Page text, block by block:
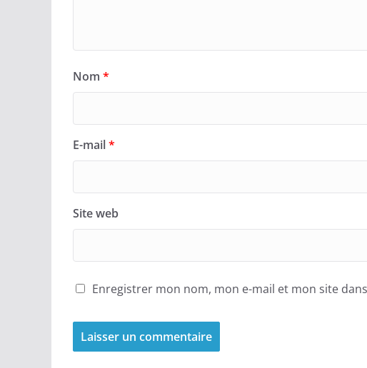
Nom *
E-mail*
Site web
Enregistrer mon nom, mon e-mail et mon site